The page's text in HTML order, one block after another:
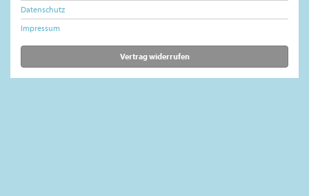
Datenschutz
Impressum
Vertrag widerrufen